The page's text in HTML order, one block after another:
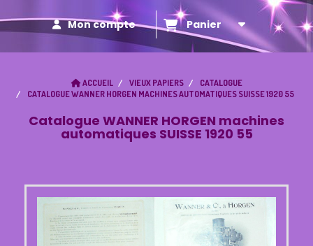
Mon compte Panier
ACCUEIL VIEUX PAPIERS
CATALOGUE
CATALOGUE WANNER HORGEN MACHINES AUTOMATIQUES SUISSE 1920 55
Catalogue WANNER HORGEN machines
automatiques SUISSE 1920 55